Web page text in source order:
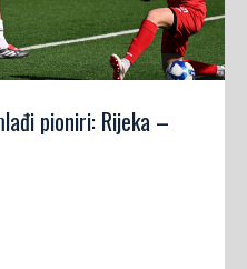
pioniri: Rijeka –